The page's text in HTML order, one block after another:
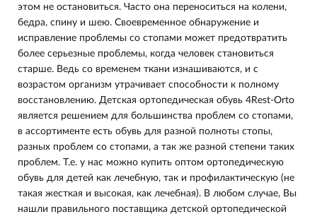
этом не остановиться. Часто она переноситься на колени,
бедра, спину и шею. Своевременное обнаружение и
исправление проблемы со стопами может предотвратить
более серьезные проблемы, когда человек становиться
старше. Ведь со временем ткани изнашиваются, и с
возрастом организм утрачивает способности к полному
восстановлению. Детская ортопедическая обувь 4Rest-Orto
является решением для большинства проблем со стопами,
в ассортименте есть обувь для разной полноты стопы,
разных проблем со стопами, а так же разной степени таких
проблем. Т.е. у нас можно купить оптом ортопедическую
обувь для детей как лечебную, так и профилактическую (не
такая жесткая и высокая, как лечебная). В любом случае, Вы
нашли правильного поставщика детской ортопедической